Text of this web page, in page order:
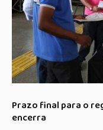
Prazo final para o
encerra